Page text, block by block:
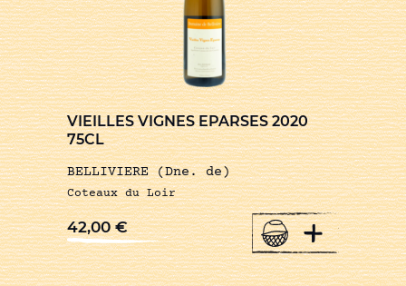
VIEILLES VIGNES EPARSES 2020
75CL
BELLIVIERE (Dne. de)
Coteaux du Loir
42,00€ +